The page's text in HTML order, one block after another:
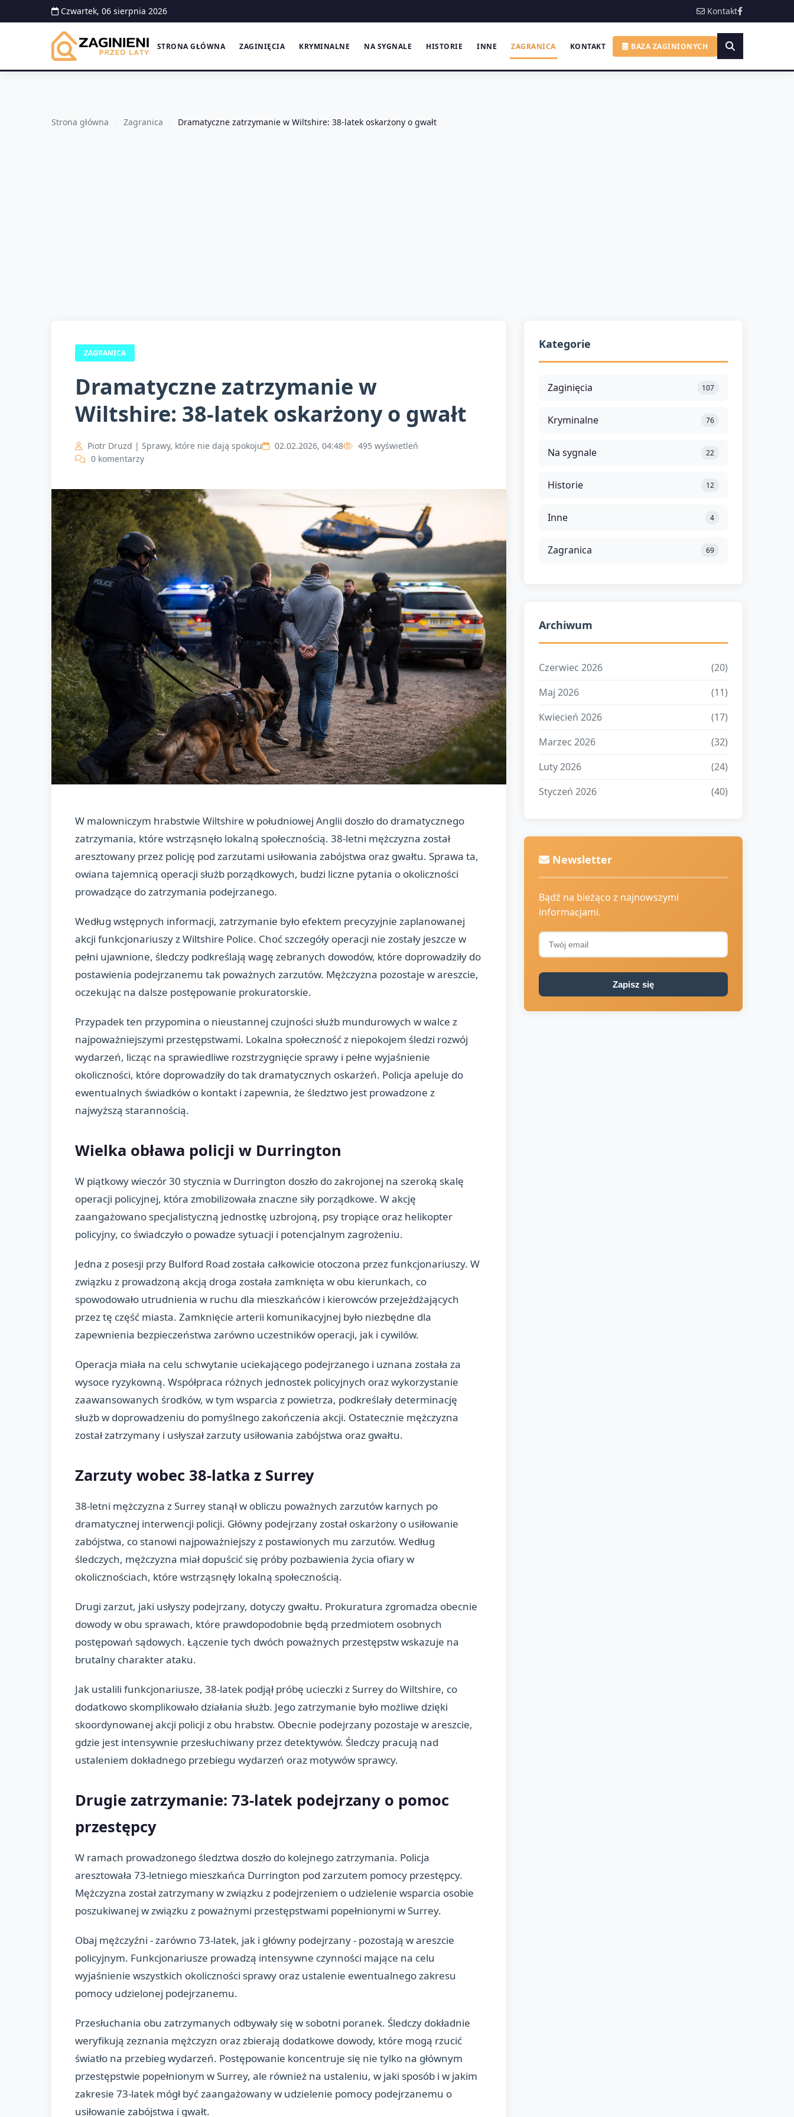
Czwartek, 06 sierpnia 2026 Kontakt
STRONA GŁÓWNA ZAGINIĘCIA KRYMINALNE NA SYGNALE HISTORIE INNE ZAGRANICA KONTAKT BAZA ZAGINIONYCH
Strona główna Zagranica Dramatyczne zatrzymanie w Wiltshire: 38-latek oskarżony o gwałt
ZAGRANICA
Dramatyczne zatrzymanie w
Wiltshire: 38-latek oskarżony o gwałt
Piotr Druzd | Sprawy, które nie dają spokoju 02.02.2026, 04:48
495 wyświetleń
0 komentarzy
W malowniczym hrabstwie Wiltshire w południowej Anglii doszło do dramatycznego
zatrzymania, które wstrząsnęło lokalną społecznością. 38-letni mężczyzna został
aresztowany przez policję pod zarzutami usiłowania zabójstwa oraz gwałtu. Sprawa ta,
owiana tajemnicą operacji służb porządkowych, budzi liczne pytania o okoliczności
prowadzące do zatrzymania podejrzanego.
Według wstępnych informacji, zatrzymanie było efektem precyzyjnie zaplanowanej
akcji funkcjonariuszy z Wiltshire Police. Choć szczegóły operacji nie zostały jeszcze w
pełni ujawnione, śledczy podkreślają wagę zebranych dowodów, które doprowadziły do
postawienia podejrzanemu tak poważnych zarzutów. Mężczyzna pozostaje w areszcie,
oczekując na dalsze postępowanie prokuratorskie.
Przypadek ten przypomina o nieustannej czujności służb mundurowych w walce z
najpoważniejszymi przestępstwami. Lokalna społeczność z niepokojem śledzi rozwój
wydarzeń, licząc na sprawiedliwe rozstrzygnięcie sprawy i pełne wyjaśnienie
okoliczności, które doprowadziły do tak dramatycznych oskarżeń. Policja apeluje do
ewentualnych świadków o kontakt i zapewnia, że śledztwo jest prowadzone z
najwyższą starannością.
Wielka obława policji w Durrington
W piątkowy wieczór 30 stycznia w Durrington doszło do zakrojonej na szeroką skalę
operacji policyjnej, która zmobilizowała znaczne siły porządkowe. W akcję
zaangażowano specjalistyczną jednostkę uzbrojoną, psy tropiące oraz helikopter
policyjny, co świadczyło o powadze sytuacji i potencjalnym zagrożeniu.
Jedna z posesji przy Bulford Road została całkowicie otoczona przez funkcjonariuszy. W
związku z prowadzoną akcją droga została zamknięta w obu kierunkach, co
spowodowało utrudnienia w ruchu dla mieszkańców i kierowców przejeżdżających
przez tę część miasta. Zamknięcie arterii komunikacyjnej było niezbędne dla
zapewnienia bezpieczeństwa zarówno uczestników operacji, jak i cywilów.
Operacja miała na celu schwytanie uciekającego podejrzanego i uznana została za
wysoce ryzykowną. Współpraca różnych jednostek policyjnych oraz wykorzystanie
zaawansowanych środków, w tym wsparcia z powietrza, podkreślały determinację
służb w doprowadzeniu do pomyślnego zakończenia akcji. Ostatecznie mężczyzna
został zatrzymany i usłyszał zarzuty usiłowania zabójstwa oraz gwałtu.
Zarzuty wobec 38-latka z Surrey
38-letni mężczyzna z Surrey stanął w obliczu poważnych zarzutów karnych po
dramatycznej interwencji policji. Główny podejrzany został oskarżony o usiłowanie
zabójstwa, co stanowi najpoważniejszy z postawionych mu zarzutów. Według
śledczych, mężczyzna miał dopuścić się próby pozbawienia życia ofiary w
okolicznościach, które wstrząsnęły lokalną społecznością.
Drugi zarzut, jaki usłyszy podejrzany, dotyczy gwałtu. Prokuratura zgromadza obecnie
dowody w obu sprawach, które prawdopodobnie będą przedmiotem osobnych
postępowań sądowych. Łączenie tych dwóch poważnych przestępstw wskazuje na
brutalny charakter ataku.
Jak ustalili funkcjonariusze, 38-latek podjął próbę ucieczki z Surrey do Wiltshire, co
dodatkowo skomplikowało działania służb. Jego zatrzymanie było możliwe dzięki
skoordynowanej akcji policji z obu hrabstw. Obecnie podejrzany pozostaje w areszcie,
gdzie jest intensywnie przesłuchiwany przez detektywów. Śledczy pracują nad
ustaleniem dokładnego przebiegu wydarzeń oraz motywów sprawcy.
Drugie zatrzymanie: 73-latek podejrzany o pomoc
przestępcy
W ramach prowadzonego śledztwa doszło do kolejnego zatrzymania. Policja
aresztowała 73-letniego mieszkańca Durrington pod zarzutem pomocy przestępcy.
Mężczyzna został zatrzymany w związku z podejrzeniem o udzielenie wsparcia osobie
poszukiwanej w związku z poważnymi przestępstwami popełnionymi w Surrey.
Obaj mężczyźni - zarówno 73-latek, jak i główny podejrzany - pozostają w areszcie
policyjnym. Funkcjonariusze prowadzą intensywne czynności mające na celu
wyjaśnienie wszystkich okoliczności sprawy oraz ustalenie ewentualnego zakresu
pomocy udzielonej podejrzanemu.
Przesłuchania obu zatrzymanych odbywały się w sobotni poranek. Śledczy dokładnie
weryfikują zeznania mężczyzn oraz zbierają dodatkowe dowody, które mogą rzucić
światło na przebieg wydarzeń. Postępowanie koncentruje się nie tylko na głównym
przestępstwie popełnionym w Surrey, ale również na ustaleniu, w jaki sposób i w jakim
zakresie 73-latek mógł być zaangażowany w udzielenie pomocy podejrzanemu o
usiłowanie zabójstwa i gwałt.
Kategorie
Zaginięcia 107
Kryminalne 76
Na sygnale 22
Historie 12
Inne 4
Zagranica 69
Archiwum
Czerwiec 2026
(20)
Maj 2026
(11)
Kwiecień 2026
(17)
Marzec 2026
(32)
Luty 2026
(24)
Styczeń 2026
(40)
Newsletter
Bądź na bieżąco z najnowszymi
informacjami.
Zapisz się